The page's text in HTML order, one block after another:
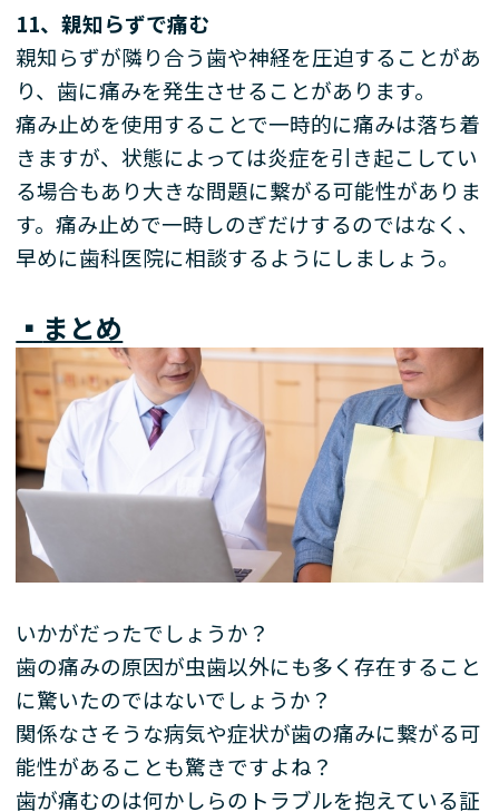
11、親知らずで痛む
親知らずが隣り合う歯や神経を圧迫することがあ
り、歯に痛みを発生させることがあります。
痛み止めを使用することで一時的に痛みは落ち着
きますが、状態によっては炎症を引き起こしてい
る場合もあり大きな問題に繋がる可能性がありま
す。痛み止めで一時しのぎだけするのではなく、
早めに歯科医院に相談するようにしましょう。
▪️ まとめ
いかがだったでしょうか？
歯の痛みの原因が虫歯以外にも多く存在すること
に驚いたのではないでしょうか？
関係なさそうな病気や症状が歯の痛みに繋がる可
能性があることも驚きですよね？
歯が痛むのは何かしらのトラブルを抱えている証